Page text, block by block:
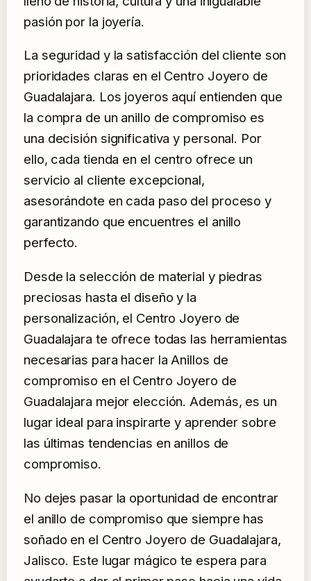
pasión por la joyería.
La seguridad y la satisfacción del cliente son
prioridades claras en el Centro Joyero de
Guadalajara. Los joyeros aquí entienden que
la compra de un anillo de compromiso es
una decisión significativa y personal. Por
ello, cada tienda en el centro ofrece un
servicio al cliente excepcional,
asesorándote en cada paso del proceso y
garantizando que encuentres el anillo
perfecto.
Desde la selección de material y piedras
preciosas hasta el diseño y la
personalización, el Centro Joyero de
Guadalajara te ofrece todas las herramientas
necesarias para hacer la Anillos de
compromiso en el Centro Joyero de
Guadalajara mejor elección. Además, es un
lugar ideal para inspirarte y aprender sobre
las últimas tendencias en anillos de
compromiso.
No dejes pasar la oportunidad de encontrar
el anillo de compromiso que siempre has
soñado en el Centro Joyero de Guadalajara,
Jalisco. Este lugar mágico te espera para